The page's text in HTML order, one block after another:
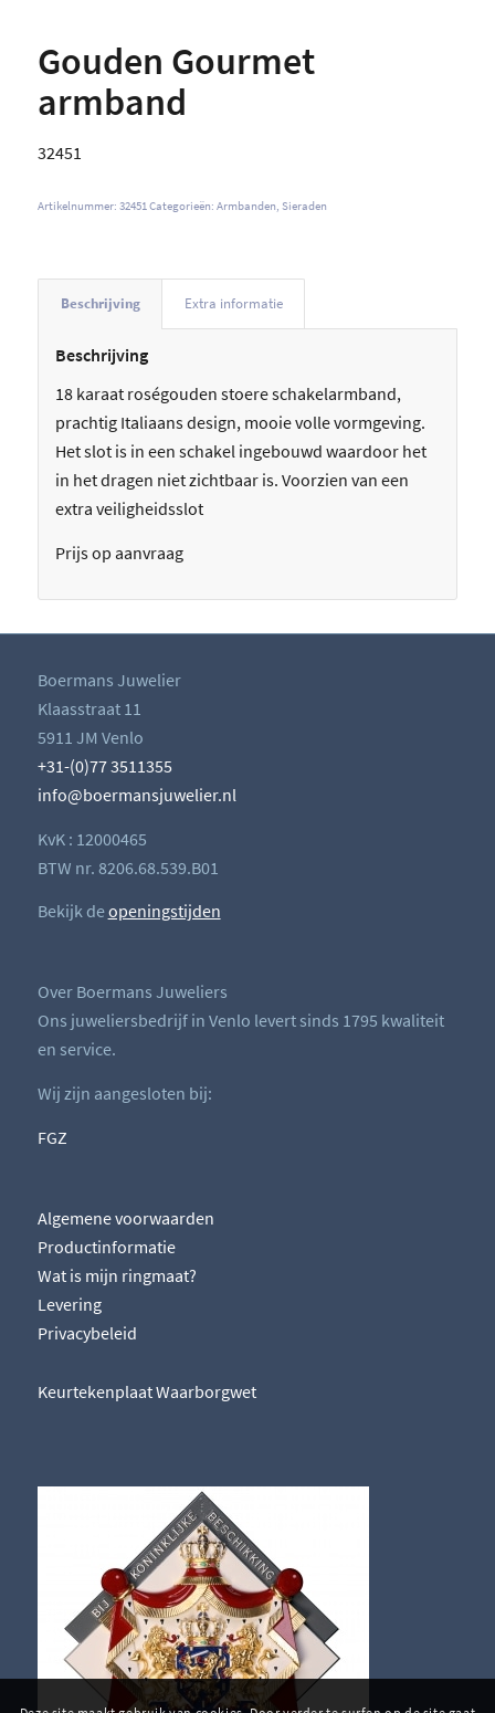
Gouden Gourmet
armband
32451
Artikelnummer: 32451 Categorieën: Armbanden Sieraden
Beschrijving Extra informatie
Beschrijving
18 karaat roségouden stoere schakelarmband,
prachtig Italiaans design, mooie volle vormgeving.
Het slot is in een schakel ingebouwd waardoor het
in het dragen niet zichtbaar is. Voorzien van een
extra veiligheidsslot
Prijs op aanvraag
Boermans Juwelier
Klaasstraat 11
5911 JM Venlo
+31-(0)77 3511355
info@boermansjuwelier.nl
KvK : 12000465
BTW nr. 8206.68.539.B01
Bekijk deopeningstijden
Over Boermans Juweliers
Ons juweliersbedrijf in Venlo levert sinds 1795 kwaliteit
en service.
Wij zijn aangesloten bij:
FGZ
Algemene voorwaarden
Productinformatie
Wat is mijn ringmaat?
Levering
Privacybeleid
Keurtekenplaat Waarborgwet